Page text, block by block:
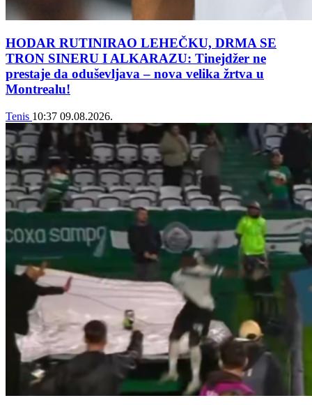
HODAR RUTINIRAO LEHEČKU, DRMA SE
TRON SINERU I ALKARAZU: Tinejdžer ne
prestaje da oduševljava – nova velika žrtva u
Montrealu!
Tenis 10:37 09.08.2026.